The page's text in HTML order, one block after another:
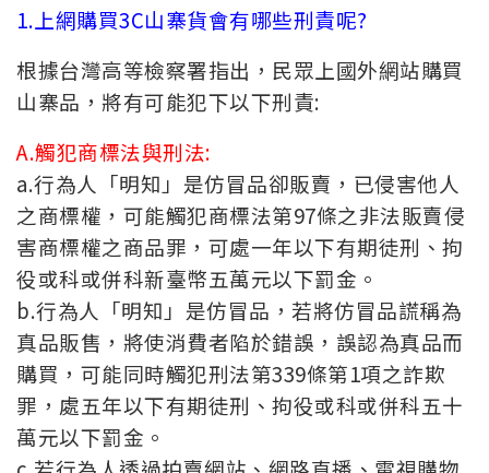
1.上網購買3C山寨貨會有哪些刑責呢?
根據台灣高等檢察署指出，民眾上國外網站購買
山寨品，將有可能犯下以下刑責:
A.觸犯商標法與刑法:
a.行為人「明知」是仿冒品卻販賣，已侵害他人
之商標權，可能觸犯商標法第97條之非法販賣侵
害商標權之商品罪，可處一年以下有期徒刑、拘
役或科或併科新臺幣五萬元以下罰金。
b.行為人「明知」是仿冒品，若將仿冒品謊稱為
真品販售，將使消費者陷於錯誤，誤認為真品而
購買，可能同時觸犯刑法第339條第1項之詐欺
罪，處五年以下有期徒刑、拘役或科或併科五十
萬元以下罰金。